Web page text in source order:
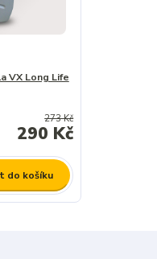
VX Long Life
273 Kč
290 Kč
do košíku